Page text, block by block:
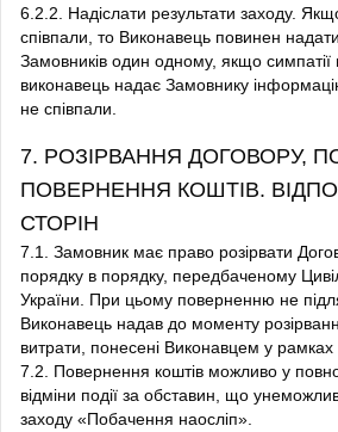
6.2.2. Надіслати результати заходу.
співпали, то Виконавець повинен
Замовників один одному, якщо симпатії
виконавець надає Замовнику
не співпали.
7. РОЗІРВАННЯ ДОГОВОРУ,
ПОВЕРНЕННЯ КОШТІВ.
СТОРІН
7.1. Замовник має право розірвати
порядку в порядку, передбаченому
України. При цьому поверненню не
Виконавець надав до моменту
витрати, понесені Виконавцем у рамках
7.2. Повернення коштів можливо у
відміни події за обставин, що
заходу «Побачення наосліп».